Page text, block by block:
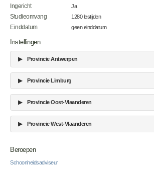
Ingericht
Ja
Studieomvang
1280 lestijden
Einddatum
geen einddatum
Instellingen
▶ Provincie Antwerpen
▶ Provincie Limburg
▶ Provincie Oost-Vlaanderen
▶ Provincie West-Vlaanderen
Beroepen
Schoonheidsadviseur